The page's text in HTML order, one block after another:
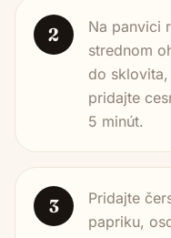
2
Na panvici
strednom
do
pridajte
5 minút.
3
Pridajte
papriku,